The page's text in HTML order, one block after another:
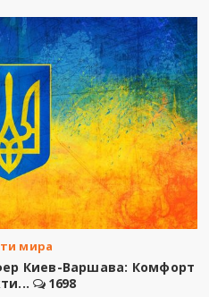
мира
Киев-Варшава: Комфорт
1698